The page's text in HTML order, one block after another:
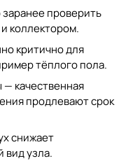
проверить
коллектором.
критично для
тёплого пола.
качественная
продлевают срок
снижает
вид узла.